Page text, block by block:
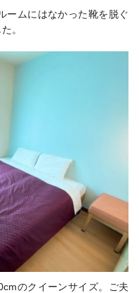
ームにはなかった靴を脱ぐ
。
のクイーンサイズ。
ご夫